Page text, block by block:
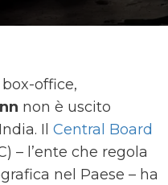
office,
non è uscito
Il Central Board
– l’ente che regola
nel Paese – ha